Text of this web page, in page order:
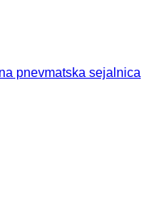
pnevmatska sejalnica